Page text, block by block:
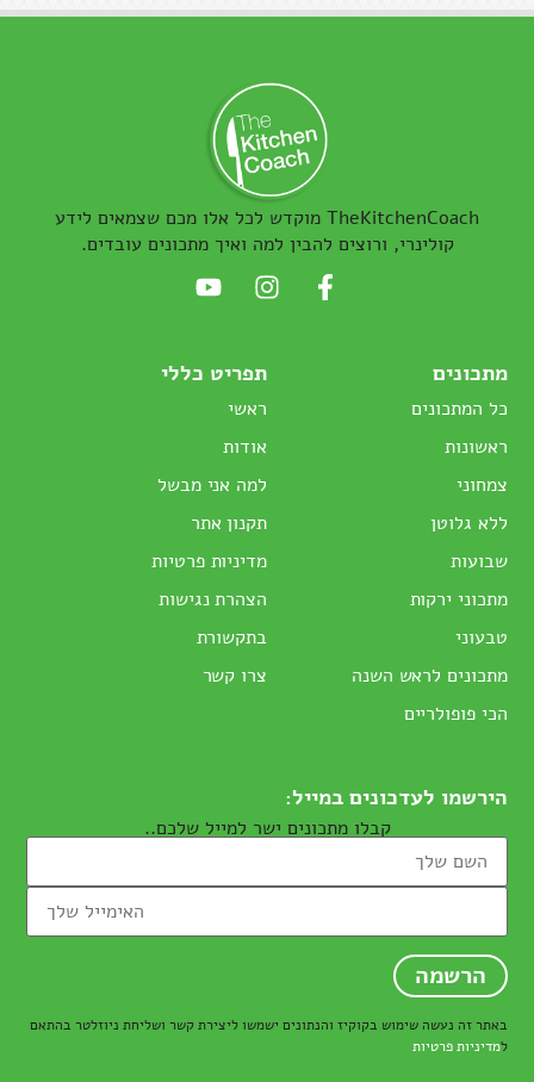
TheKitchenCoach מוקדש לכל אלו מכם שצמאים לידע
קולינרי, ורוצים להבין למה ואיך מתכונים עובדים.
מתכונים
כל המתכונים
ראשונות
צמחוני
ללא גלוטן
שבועות
מתכוני ירקות
טבעוני
מתכונים לראש השנה
הכי פופולריים
תפריט כללי
ראשי
אודות
למה אני מבשל
תקנון אתר
מדיניות פרטיות
הצהרת נגישות
בתקשורת
צרו קשר
הירשמו לעדכונים במייל:
קבלו מתכונים ישר למייל שלכם..
באתר זה נעשה שימוש בקוקיז והנתונים ישמשו ליצירת קשר ושליחת ניוזלטר בהתאם
למדיניות פרטיות